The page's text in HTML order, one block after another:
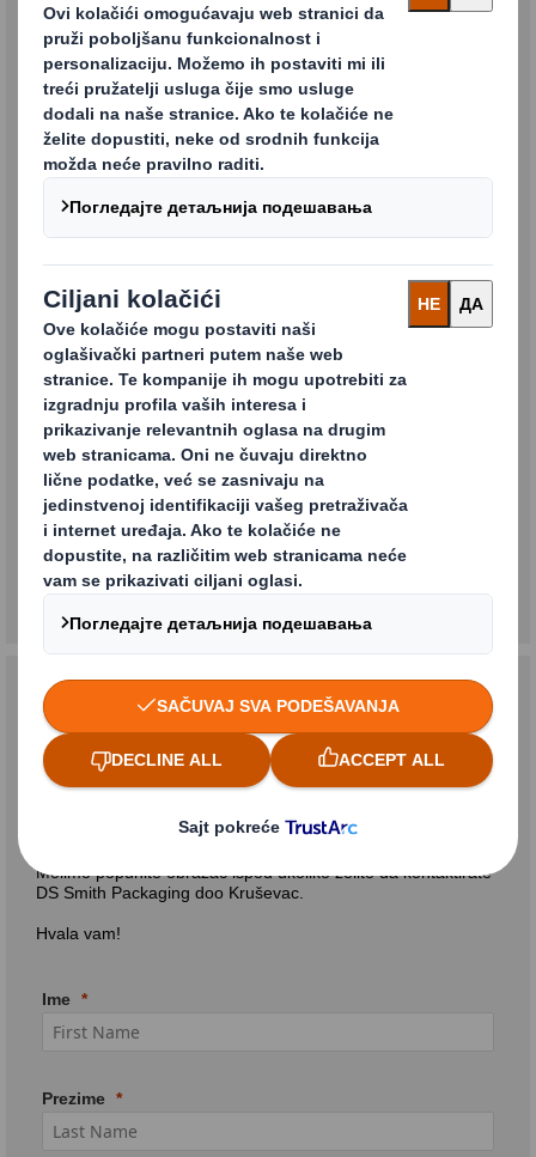
Komentari
Želim da primam komunikacije, vesti i novosti o
proizvodima i uslugama DS Smith putem e-pošte.
Svoj pristanak na naš marketing putem emaila uvek
možete povući korišćenjem opcije otkazivanja pretplate
na dnu naše marketinške email poruke.
Za više informacija o tome kako DS Smith upravlja, koristi i štiti vaše
informacije klikniteovde.
Submit
DS SMITH PACKAGING d.o.o.
Balkanska 72
37000 Kruševac
Srbija
Molimo popunite obrazac ispod ukoliko želite da kontaktirate
DS Smith Packaging doo Kruševac.
Hvala vam!
Ime
Prezime